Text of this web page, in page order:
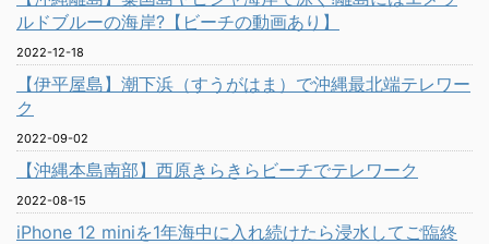
ルドブルーの海岸?【ビーチの動画あり】
2022-12-18
【伊平屋島】潮下浜（すうがはま）で沖縄最北端テレワー
ク
2022-09-02
【沖縄本島南部】西原きらきらビーチでテレワーク
2022-08-15
iPhone 12 miniを1年海中に入れ続けたら浸水してご臨終